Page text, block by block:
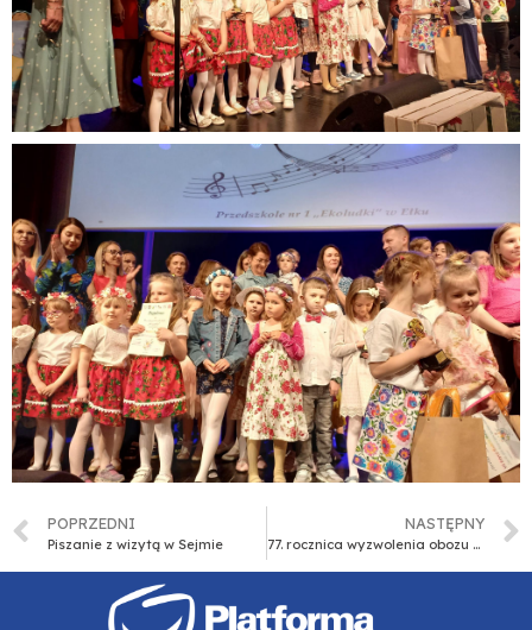
POPRZEDNI
Piszanie z wizytą w Sejmie
NASTĘPNY
77. rocznica wyzwolenia obozu koncentracyjnego w Mauthausen-Gusen